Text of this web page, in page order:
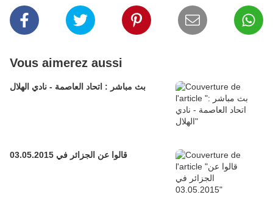
Vous aimerez aussi
بث مباشر : اتحاد العاصمة - نادي الهلال
قالوا عن الجزائر في 03.05.2015